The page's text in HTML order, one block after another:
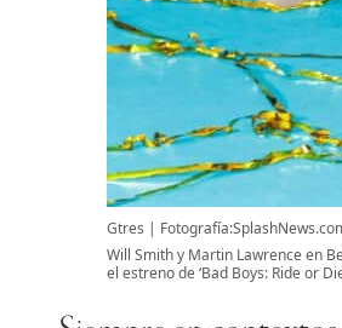
Gtres
Will Smith y Martin Lawrence en
el estreno de ‘Bad Boys: Ride or